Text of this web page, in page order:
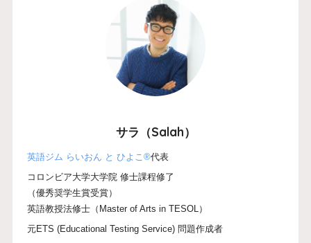
サラ（Salah）
英語ジム らいおん と ひよこ®代表
コロンビア大学大学院 修士課程修了
（優秀奨学生賞受賞）
英語教授法修士（Master of Arts in TESOL）
元ETS (Educational Testing Service) 問題作成者